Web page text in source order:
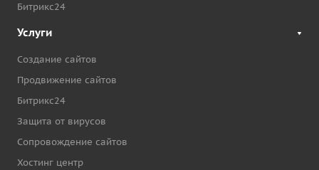
Битрикс24
Услуги
Создание сайтов
Продвижение сайтов
Битрикс24
Защита от вирусов
Сопровождение сайтов
Хостинг центр